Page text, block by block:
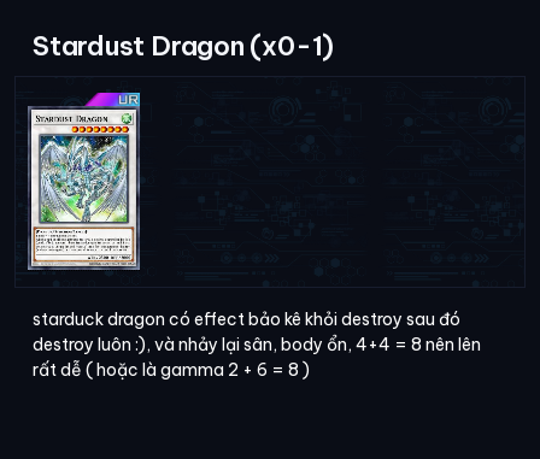
Stardust Dragon (x0-1)
starduck dragon có effect bảo kê khỏi destroy sau đó
destroy luôn :), và nhảy lại sân, body ổn, 4+4 = 8 nên lên
rất dễ ( hoặc là gamma 2 + 6 = 8 )